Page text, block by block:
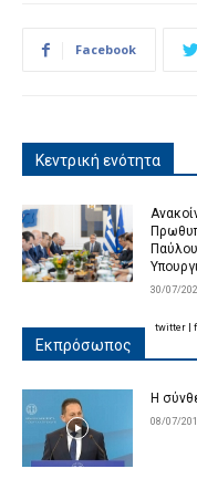
Facebook
Κεντρική ενότητα
30/07/
Εκπρόσωπος
Η
08/07/
twitter